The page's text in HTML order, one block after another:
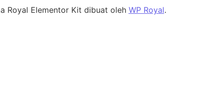
Royal Elementor Kit dibuat oleh WP Royal.